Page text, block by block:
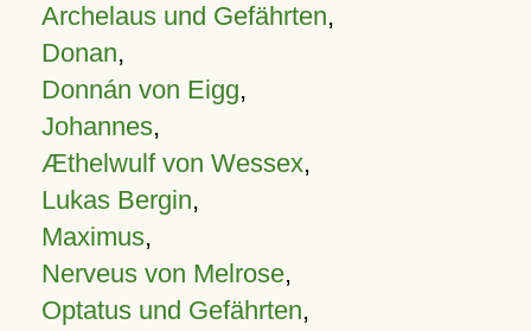
Archelaus und Gefährten,
Donan,
Donnán von Eigg,
Johannes,
Æthelwulf von Wessex,
Lukas Bergin,
Maximus,
Nerveus von Melrose,
Optatus und Gefährten,